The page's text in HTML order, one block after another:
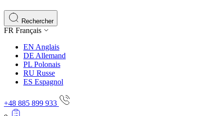
Rechercher
FR Français
EN Anglais
DE Allemand
PL Polonais
RU Russe
ES Espagnol
+48 885 899 933